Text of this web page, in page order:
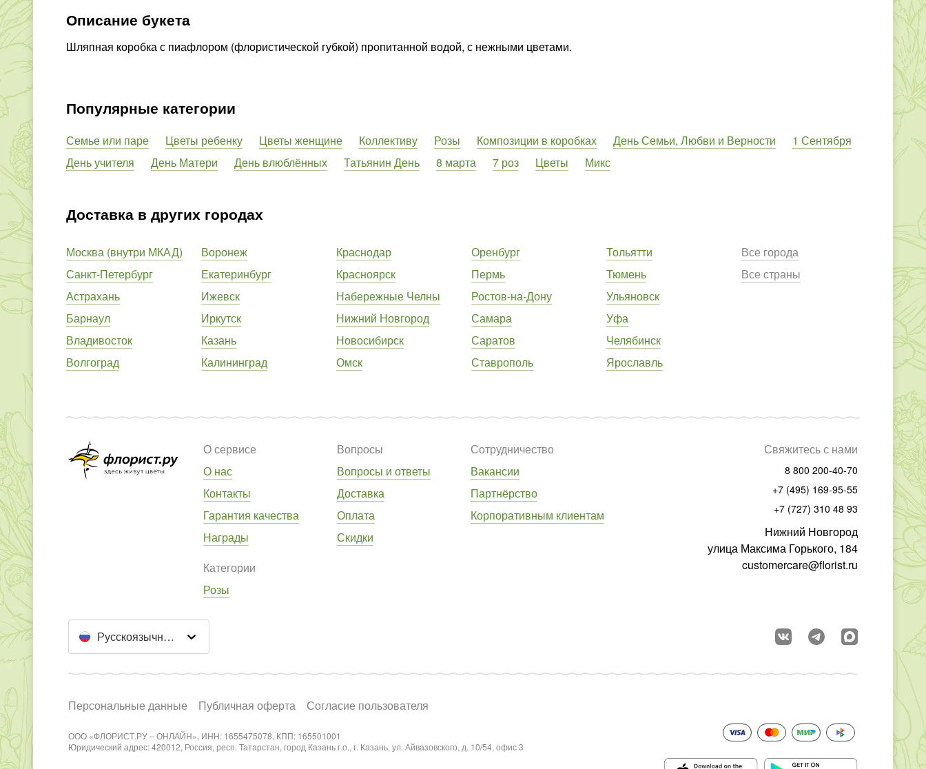
Описание букета
Шляпная коробка с пиафлором (флористической губкой) пропитанной водой, с нежными цветами.
Популярные категории
Семье или паре Цветы ребенку Цветы женщине Коллективу Розы Композиции в коробках День Семьи, Любви и Верности
1 Сентября
День учителя
День Матери День влюблённых Татьянин День 8 марта 7 роз Цветы Микс
Доставка в других городах
Москва (внутри МКАД)
Санкт-Петербург
Астрахань
Барнаул
Владивосток
Волгоград
Воронеж
Екатеринбург
Ижевск
Иркутск
Казань
Калининград
Краснодар
Красноярск
Набережные Челны
Нижний Новгород
Новосибирск
Омск
Оренбург
Пермь
Ростов-на-Дону
Самара
Саратов
Ставрополь
Тольятти
Тюмень
Ульяновск
Уфа
Челябинск
Ярославль
Все города
Все страны
О сервисе
О нас
Контакты
Гарантия качества
Награды
Вопросы
Вопросы и ответы
Доставка
Оплата
Скидки
Сотрудничество
Вакансии
Партнёрство
Корпоративным клиентам
Категории
Розы
Свяжитесь с нами
8 800 200-40-70
+7 (495) 169-95-55
+7 (727) 310 48 93
Нижний Новгород
улица Максима Горького, 184
customercare@florist.ru
Русскоязычный сайт
Персональные данные Публичная оферта Согласие пользователя
ООО «ФЛОРИСТ.РУ – ОНЛАЙН», ИНН: 1655475078, КПП: 165501001
Юридический адрес: 420012, Россия, респ. Татарстан, город Казань г.о., г. Казань, ул. Айвазовского, д. 10/54, офис 3